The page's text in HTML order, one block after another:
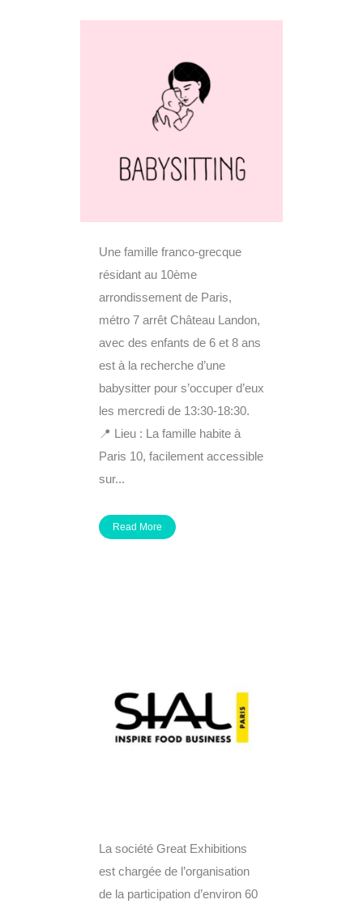
Une famille franco-grecque
résidant au 10ème
arrondissement de Paris,
métro 7 arrêt Château Landon,
avec des enfants de 6 et 8 ans
est à la recherche d’une
babysitter pour s’occuper d’eux
les mercredi de 13:30-18:30.
📍 Lieu : La famille habite à
Paris 10, facilement accessible
sur...
Read More
La société Great Exhibitions
est chargée de l’organisation
de la participation d’environ 60